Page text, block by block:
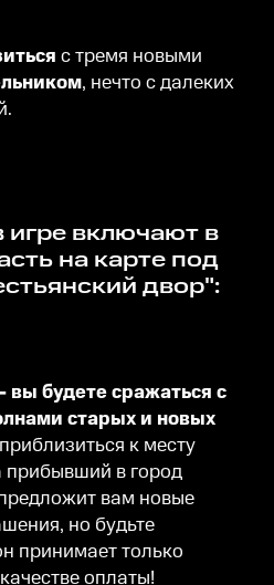
с тремя новыми
, нечто с далеких
на карте под
двор":
вы будете сражаться с
старых и новых
к месту
прибывший в город
вам новые
но будьте
принимает только
оплаты!